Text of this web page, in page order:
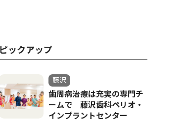
ピックアップ
藤沢
歯周病治療は充実の専門チ
ームで 藤沢歯科ペリオ・
インプラントセンター